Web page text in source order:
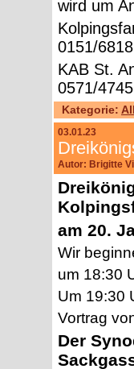
wird um
0151/
KAB St.
0571/
Kategorie:
03.01.23
Autor: Brigitte
am 20.
Wir
um 18:30
Um 19:30
Vortrag
Der